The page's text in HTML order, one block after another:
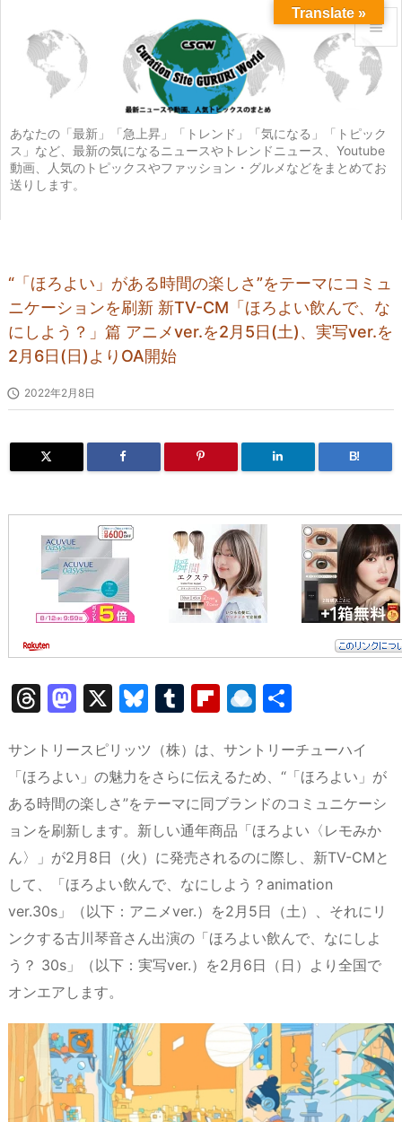
あなたの「最新」「急上昇」「トレンド」「気になる」「トピック
ス」など、最新の気になるニュースやトレンドニュース、Youtube
動画、人気のトピックスやファッション・グルメなどをまとめてお
送りします。


メニュ
サイド

前へ
“「ほろよい」がある時間の楽しさ”をテーマにコミュ
ニケーションを刷新 新TV-CM「ほろよい飲んで、な
にしよう？」篇 アニメver.を2月5日(土)、実写ver.を
2月6日(日)よりOA開始
 2022年2月8日
B!
T
e
a
d
s
M
st
o
d
o
n
X
Bl
e
s
k
y
T
m
bl
r
Fl
b
o
ar
d
R
n
dr
o
p.
io
サントリースピリッツ（株）は、サントリーチューハイ
「ほろよい」の魅力をさらに伝えるため、“「ほろよい」が
ある時間の楽しさ”をテーマに同ブランドのコミュニケーシ
ョンを刷新します。新しい通年商品「ほろよい〈レモみか
ん〉」が2月8日（火）に発売されるのに際し、新TV-CMと
して、「ほろよい飲んで、なにしよう？animation
ver.30s」（以下：アニメver.）を2月5日（土）、それにリ
ンクする古川琴音さん出演の「ほろよい飲んで、なにしよ
う？ 30s」（以下：実写ver.）を2月6日（日）より全国で
オンエアします。
Translate »